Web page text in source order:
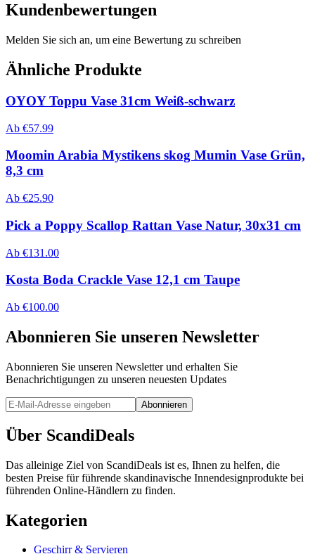
Kundenbewertungen
Melden Sie sich an, um eine Bewertung zu schreiben
Ähnliche Produkte
OYOY Toppu Vase 31cm Weiß-schwarz
Ab €57.99
Moomin Arabia Mystikens skog Mumin Vase Grün,
8,3 cm
Ab €25.90
Pick a Poppy Scallop Rattan Vase Natur, 30x31 cm
Ab €131.00
Kosta Boda Crackle Vase 12,1 cm Taupe
Ab €100.00
Abonnieren Sie unseren Newsletter
Abonnieren Sie unseren Newsletter und erhalten Sie
Benachrichtigungen zu unseren neuesten Updates
Abonnieren
Über ScandiDeals
Das alleinige Ziel von ScandiDeals ist es, Ihnen zu helfen, die
besten Preise für führende skandinavische Innendesignprodukte bei
führenden Online-Händlern zu finden.
Kategorien
Geschirr & Servieren